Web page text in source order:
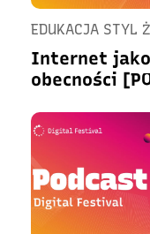
EDUKACJA STYL
Internet
obecności